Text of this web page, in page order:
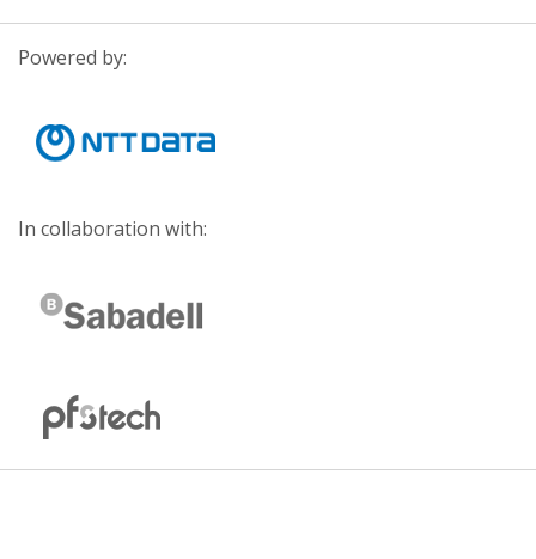
Powered by:
In collaboration with: